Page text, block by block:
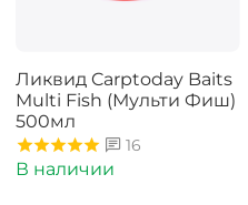
Ликвид Carptoday Baits
Multi Fish (Мульти Фиш)
500мл
16
В наличии